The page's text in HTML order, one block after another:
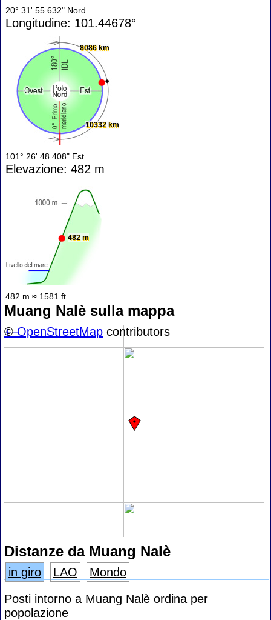
20° 31' 55.632" Nord
Longitudine: 101.44678°
10332 km
8086 km
101° 26' 48.408" Est
Elevazione: 482 m
482 m
482 m ≈ 1581 ft
Muang Nalè sulla mappa
+−
©OpenStreetMap contributors
Distanze da Muang Nalè
in giro LAO
Mondo
Posti intorno a Muang Nalè ordina per
popolazione